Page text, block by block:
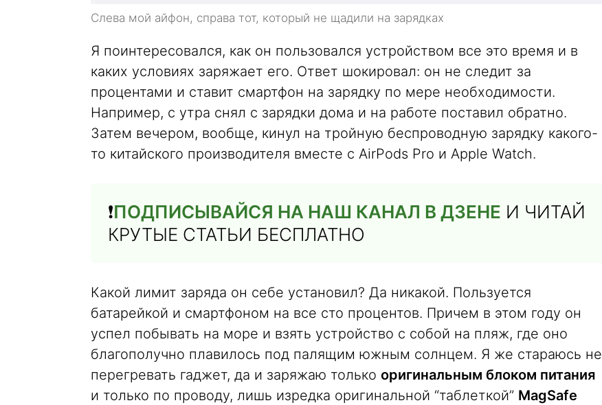
Слева мой айфон, справа тот, который не щадили на зарядках
Я поинтересовался, как он пользовался устройством все это время и в
каких условиях заряжает его. Ответ шокировал: он не следит за
процентами и ставит смартфон на зарядку по мере необходимости.
Например, с утра снял с зарядки дома и на работе поставил обратно.
Затем вечером, вообще, кинул на тройную беспроводную зарядку какого-
то китайского производителя вместе с AirPods Pro и Apple Watch.
❗️ПОДПИСЫВАЙСЯ НА НАШ КАНАЛ В ДЗЕНЕ И ЧИТАЙ
КРУТЫЕ СТАТЬИ БЕСПЛАТНО
Какой лимит заряда он себе установил? Да никакой. Пользуется
батарейкой и смартфоном на все сто процентов. Причем в этом году он
успел побывать на море и взять устройство с собой на пляж, где оно
благополучно плавилось под палящим южным солнцем. Я же стараюсь не
перегревать гаджет, да и заряжаю только оригинальным блоком питания
и только по проводу, лишь изредка оригинальной “таблеткой” MagSafe